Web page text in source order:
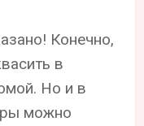
Конечно,
в
Но и в
можно